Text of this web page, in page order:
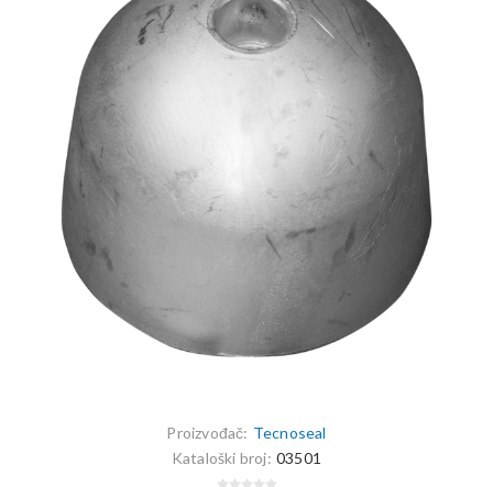
Proizvođač: Tecnoseal
Kataloški broj: 03501